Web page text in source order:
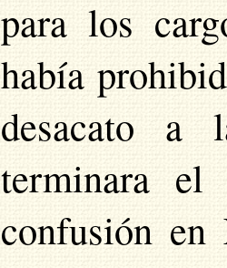
para los
había
desacato a
terminara
confusión en